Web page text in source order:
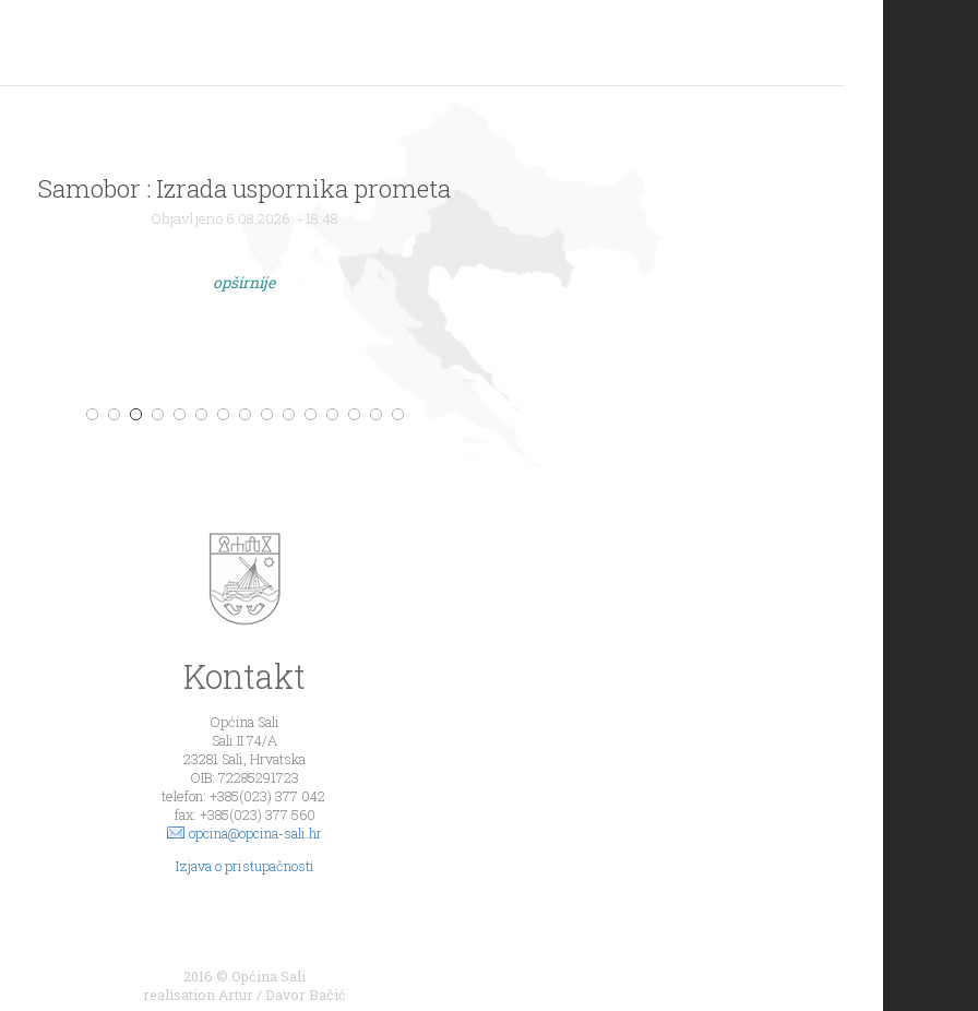
Samobor : Izrada uspornika prometa
Objavljeno 6.08.2026. - 18:48
opširnije
Kontakt
Općina Sali
Sali II 74/A
23281 Sali, Hrvatska
OIB: 72285291723
telefon: +385(023) 377 042
fax: +385(023) 377 560
opcina@opcina-sali.hr
Izjava o pristupačnosti
2016 © Općina Sali
realisation Artur / Davor Bačić